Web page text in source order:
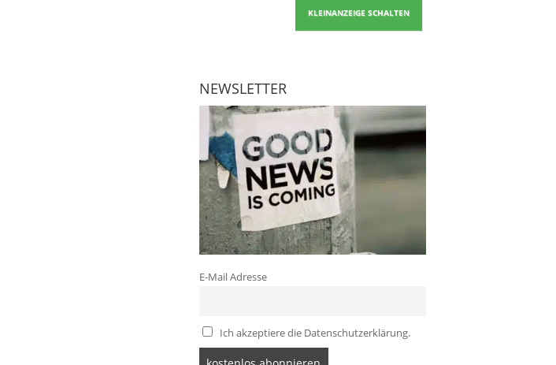
KLEINANZEIGE SCHALTEN
NEWSLETTER
E-Mail Adresse
Ich akzeptiere die Datenschutzerklärung.